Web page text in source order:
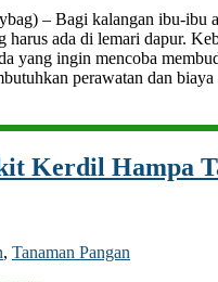
– Bagi kalangan ibu-ibu
harus ada di lemari dapur.
yang ingin mencoba
perawatan dan
Kerdil Hampa
, Tanaman Pangan